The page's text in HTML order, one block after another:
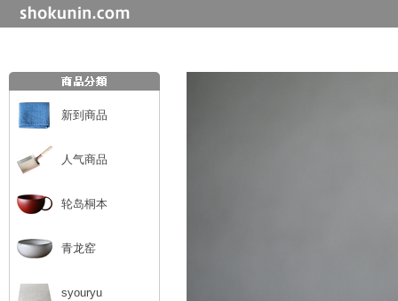
新到商品
人气商品
轮岛桐本
青龙窑
syouryu